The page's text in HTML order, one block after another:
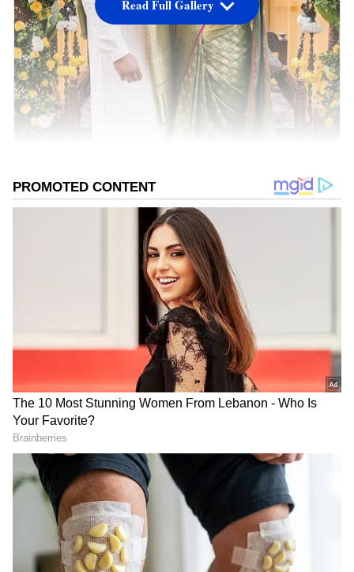
ಸ್ಯಾಂಡಲ್‌ವುಡ್‌ ನಟ ಅಭಿಷೇಕ್ ಅಂಬರೀಶ್ ಮತ್ತು ಖ್ಯಾತ
ಫ್ಯಾಷನ್ ಡಿಸೈನರ್ ಪ್ರಸಾದ್ ಬಿದ್ದಪ್ಪ ಮುದ್ದಿನ ಪುತ್ರಿ ಅವಿವಾ
ತಮ್ಮ ಮೊದಲ ಮಗುವಿನ ನಿರೀಕ್ಷೆಯಲ್ಲಿದ್ದಾರೆ..
ಸಮಗ್ರ ಸುದ್ದಿ ಮೂಲವನ್ನಾಗಿ asianet suvarna news ಅನ್ನು
ಆಯ್ಕೆ ಮಾಡಿಕೊಳ್ಳಿ
Read Full Gallery